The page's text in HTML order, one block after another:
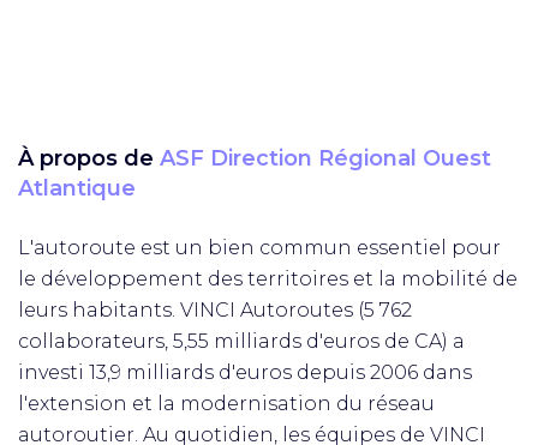
À propos de ASF Direction Régional Ouest
Atlantique
L'autoroute est un bien commun essentiel pour
le développement des territoires et la mobilité de
leurs habitants. VINCI Autoroutes (5 762
collaborateurs, 5,55 milliards d'euros de CA) a
investi 13,9 milliards d'euros depuis 2006 dans
l'extension et la modernisation du réseau
autoroutier. Au quotidien, les équipes de VINCI